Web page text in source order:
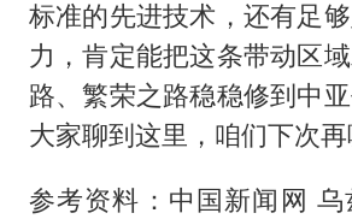
标准的先进技术，还有足
力，肯定能把这条带动区
路、繁荣之路稳稳修到中
大家聊到这里，咱们下次再
参考资料：中国新闻网